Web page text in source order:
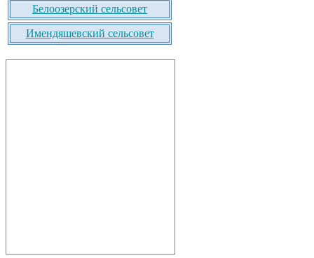
Белоозерский сельсовет
Имендяшевский сельсовет